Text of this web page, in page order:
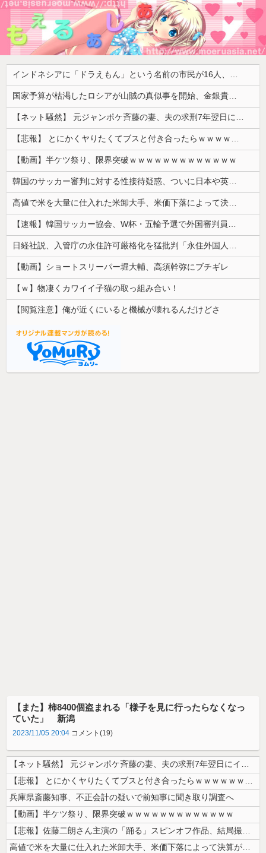
インドネシアに「ドラえもん」という名前の市民が16人、「のび太」は181人
国家予算が枯渇したロシアが山賊の真似事を開始、金銀貴金属じゃなくて自動車とかってところがリアリティありすぎる……
【ネット騒然】 元ジャンポケ斉藤の妻、夫の求刑7年翌日にインスタ更新！その内容がガチでヤバすぎる…
【悲報】 とにかくヤりたくてブスと付き合ったらｗｗｗｗｗｗｗｗｗｗｗｗｗｗｗ
【動画】半ケツ祭り、限界突破ｗｗｗｗｗｗｗｗｗｗｗｗｗ
韓国のサッカー審判に対する性接待疑惑、ついに日本や英国メディアにも取り上げられ国際問題に発展w
高値で米を大量に仕入れた米卸大手、米価下落によって決算が凄まじいことになっている模様
【速報】韓国サッカー協会、W杯・五輪予選で外国審判員や監督官を性接待！！！！
日経社説、入管庁の永住許可厳格化を猛批判「永住外国人の生活保護受給をなくす目的、外国人の意欲をそがないか懸念」「外国人を一時的な労働力ではなく、...
【動画】ショートスリーパー堀大輔、高須幹弥にブチギレ
【ｗ】物凄くカワイイ子猫の取っ組み合い！
【閲覧注意】俺が近くにいると機械が壊れるんだけどさ
【また】柿8400個盗まれる「様子を見に行ったらなくなっ
ていた」 新潟
2023/11/05 20:04 コメント(19)
【ネット騒然】 元ジャンポケ斉藤の妻、夫の求刑7年翌日にインスタ更新！...
【悲報】 とにかくヤりたくてブスと付き合ったらｗｗｗｗｗｗｗｗｗｗｗｗ...
兵庫県斎藤知事、不正会計の疑いで前知事に聞き取り調査へ
【動画】半ケツ祭り、限界突破ｗｗｗｗｗｗｗｗｗｗｗｗｗ
【悲報】佐藤二朗さん主演の「踊る」スピンオフ作品、結局撮影中止が決定w...
高値で米を大量に仕入れた米卸大手、米価下落によって決算が凄まじいことに...